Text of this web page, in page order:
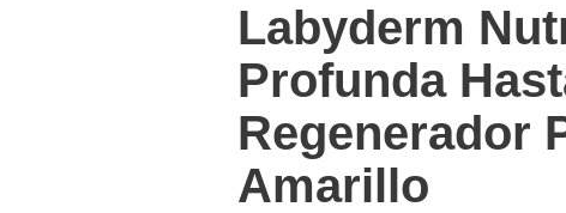
Labyderm
Profunda
Regenerador
Amarillo